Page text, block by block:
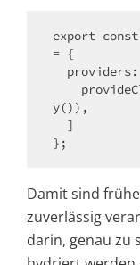
export
= {
y()),
Damit sind
zuverlässig
darin, genau zu